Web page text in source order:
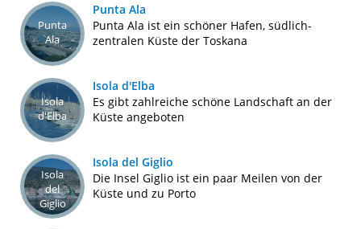
Punta
Ala
Punta Ala
Punta Ala ist ein schöner Hafen, südlich-
zentralen Küste der Toskana
Isola
d'Elba
Isola d'Elba
Es gibt zahlreiche schöne Landschaft an der
Küste angeboten
Isola
del
Giglio
Isola del Giglio
Die Insel Giglio ist ein paar Meilen von der
Küste und zu Porto